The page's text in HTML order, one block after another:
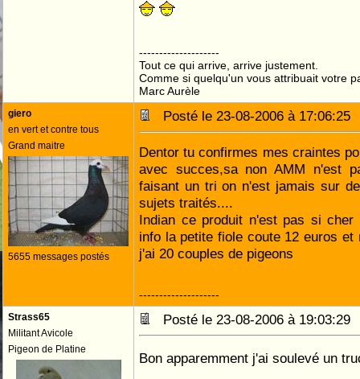
--------------------
Tout ce qui arrive, arrive justement.
Comme si quelqu'un vous attribuait votre
Marc Aurèle
giero
en vert et contre tous
Grand maitre
5655 messages postés
Posté le 23-08-2006 à
Dentor tu confirmes mes craintes
avec succes,sa non AMM n'est
faisant un tri on n'est jamais sur
sujets traités....
Indian ce produit n'est pas si cher
info la petite fiole coute 12 euros
j'ai 20 couples de pigeons
--------------------
Strass65
Militant Avicole
Pigeon de Platine
Posté le 23-08-2006 à
Bon apparemment j'ai soulevé un